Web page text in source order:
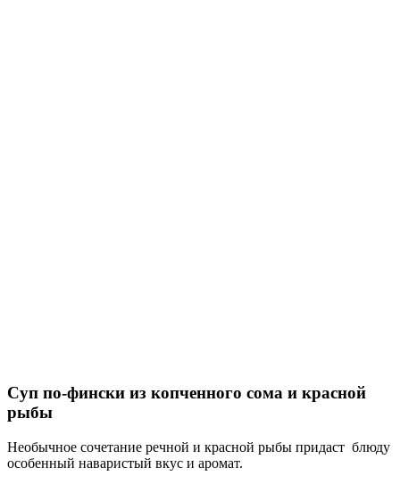
Суп по-фински из копченного сома и красной
рыбы
Необычное сочетание речной и красной рыбы придаст блюду
особенный наваристый вкус и аромат.